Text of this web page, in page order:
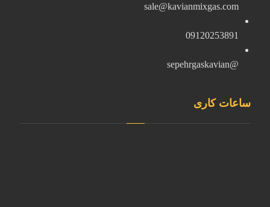
sale@kavianmixgas.com
09120253891
@sepehrgaskavian
ساعات کاری